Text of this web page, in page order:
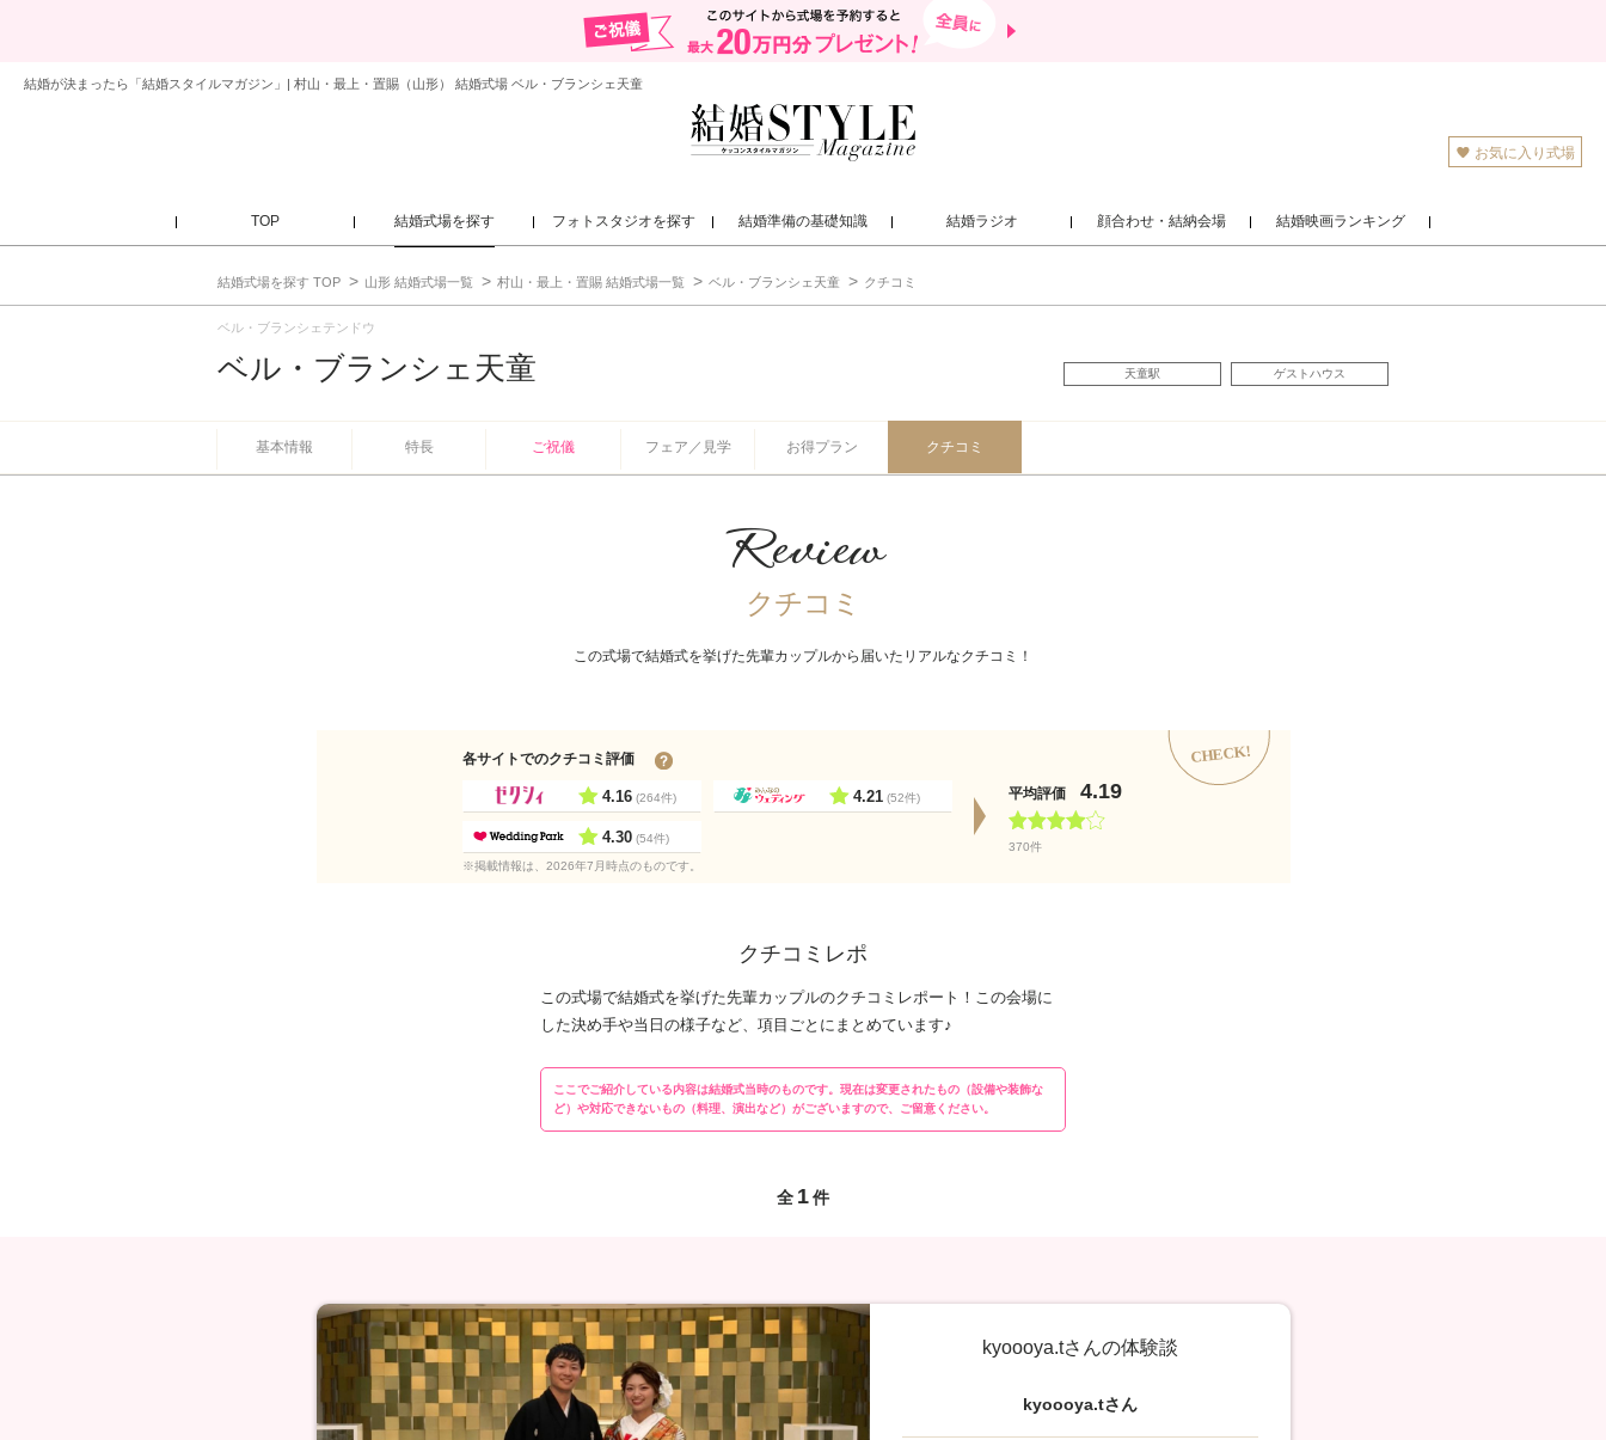
結婚が決まったら「結婚スタイルマガジン」| 村山・最上・置賜（山形） 結婚式場 ベル・ブランシェ天童
お気に入り式場
TOP 結婚式場を探す フォトスタジオを探す 結婚準備の基礎知識 結婚ラジオ 顔合わせ・結納会場 結婚映画ランキング
結婚式場を探す TOP 山形 結婚式場一覧 村山・最上・置賜 結婚式場一覧 ベル・ブランシェ天童 クチコミ
ベル・ブランシェテンドウ
ベル・ブランシェ天童 天童駅 ゲストハウス
基本情報 特長 ご祝儀 フェア／見学 お得プラン クチコミ
Review
クチコミ
この式場で結婚式を挙げた先輩カップルから届いたリアルなクチコミ！
各サイトでのクチコミ評価 CHECK!
4.16 (264件) 4.21 (52件)
4.30 (54件)
平均評価 4.19
370件
※掲載情報は、2026年7月時点のものです。
クチコミレポ
この式場で結婚式を挙げた先輩カップルのクチコミレポート！この会場に
した決め手や当日の様子など、項目ごとにまとめています♪
ここでご紹介している内容は結婚式当時のものです。現在は変更されたもの（設備や装飾な
ど）や対応できないもの（料理、演出など）がございますので、ご留意ください。
全 1件
kyoooya.tさんの体験談
kyoooya.tさん